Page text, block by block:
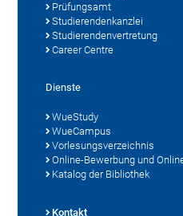
Prüfungsamt
Studierendenkanzlei
Studierendenvertretung
Career Centre
Dienste
WueStudy
WueCampus
Vorlesungsverzeichnis
Online-Bewerbung und
Katalog der Bibliothek
Kontakt